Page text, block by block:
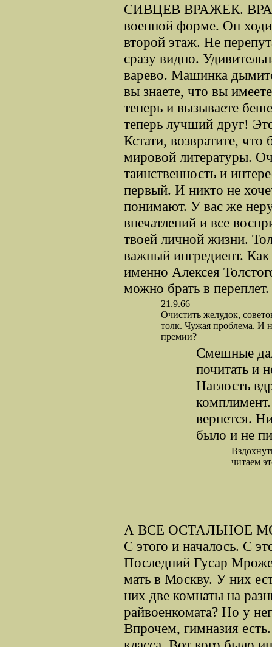
СИВЦЕВ ВРАЖЕК.
военной форме. Он
второй этаж. Не
сразу видно.
варево. Машинка
вы знаете, что вы
теперь и вызываете
теперь лучший друг!
Кстати, возвратите,
мировой литературы.
таинственность и
первый. И никто не
понимают. У вас же
впечатлений и все
твоей личной жизни.
важный ингредиент.
именно Алексея
можно брать в переплет.
21.9.66
Очистить желудок,
толк. Чужая проблема. И
премии?
Смешные
почитать и
Наглость
вернется.
было и не
читаем
А ВСЕ ОСТАЛЬНОЕ
С этого и началось. С
Последний Гусар
мать в Москву. У них
них две комнаты на
райвоенкомата? Но у
Впрочем, гимназия